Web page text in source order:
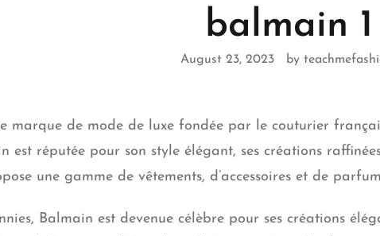
balmain 1
August 23, 2023 by
marque de mode de luxe fondée par le couturier
est réputée pour son style élégant, ses créations
une gamme de vêtements, d’accessoires et de
Balmain est devenue célèbre pour ses créations